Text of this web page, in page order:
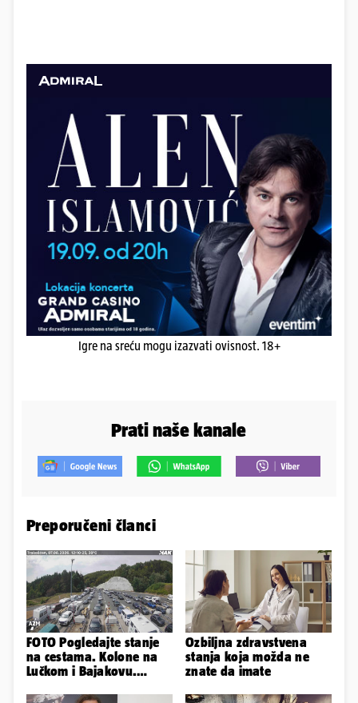
Igre na sreću mogu izazvati ovisnost. 18+
Prati naše kanale
Preporučeni članci
FOTO Pogledajte stanje
na cestama. Kolone na
Lučkom i Bajakovu.
Ozbiljna zdravstvena
stanja koja možda ne
znate da imate